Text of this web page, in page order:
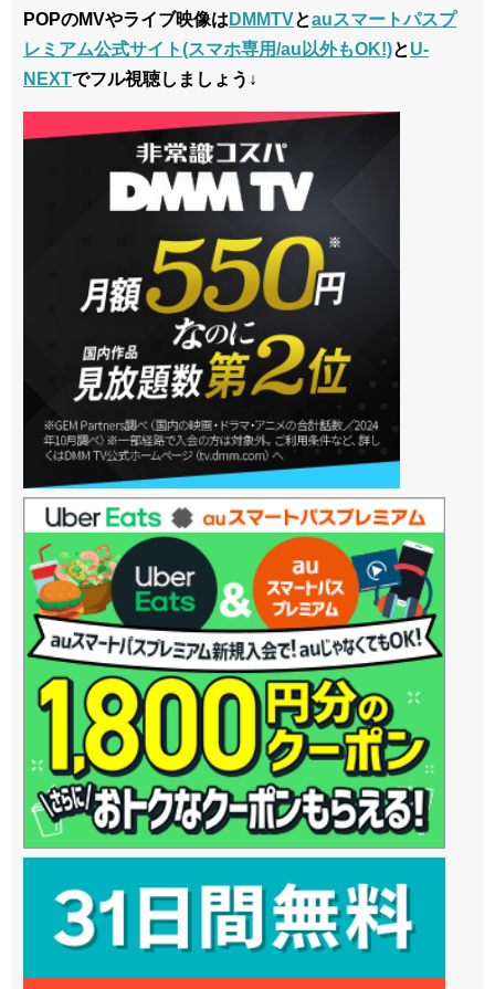
POPのMVやライブ映像は DMMTVとauスマートパスプ
レミアム公式サイト(スマホ専用/au以外もOK!)とU-
NEXTでフル視聴しましょう↓